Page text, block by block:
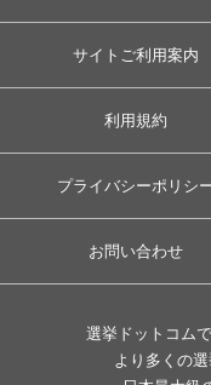
サイトご利用案内
利用規約
プライバシーポリシ
お問い合わせ
選挙ドットコム
より多くの